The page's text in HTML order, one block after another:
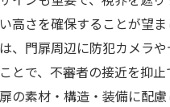
高さを確保することが望
、門扉周辺に防犯カメラ
とで、不審者の接近を抑
の素材・構造・装備に配